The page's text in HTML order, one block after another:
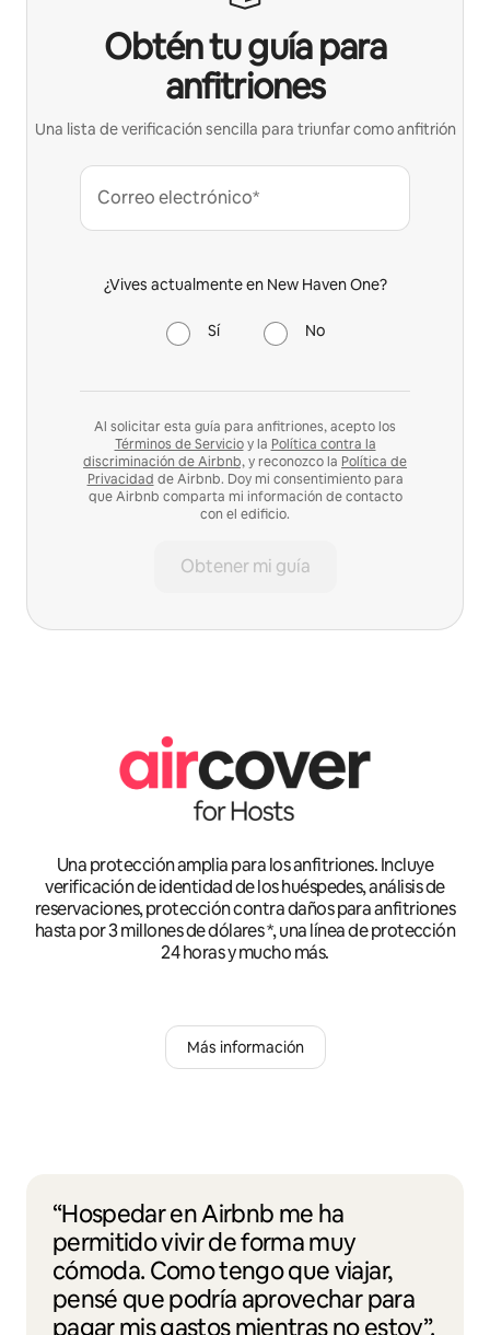
Obtén tu guía para
anfitriones
Una lista de verificación sencilla para triunfar como anfitrión
Correo electrónico*
¿Vives actualmente en New Haven One?
Sí No
Al solicitar esta guía para anfitriones, acepto los
Términos de Servicioy la Política contra la
discriminación de Airbnb,y reconozco la Política de
Privacidad de Airbnb. Doy mi consentimiento para
que Airbnb comparta mi información de contacto
con el edificio.
Obtener mi guía
Una protección amplia para los anfitriones. Incluye
verificación de identidad de los huéspedes, análisis de
reservaciones, protección contra daños para anfitriones
hasta por 3 millones de dólares *, una línea de protección
24 horas y mucho más.
Más información
“Hospedar en Airbnb me ha
permitido vivir de forma muy
cómoda. Como tengo que viajar,
pensé que podría aprovechar para
pagar mis gastos mientras no estoy”.